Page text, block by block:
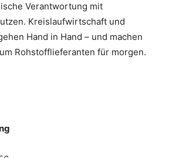
Verantwortung mit
Kreislaufwirtschaft und
Hand in Hand – und machen
Rohstofflieferanten für morgen.